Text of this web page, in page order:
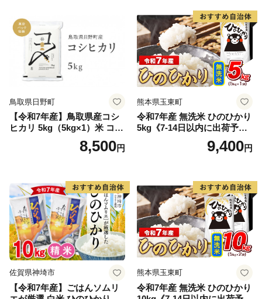
鳥取県日野町
【令和7年産】鳥取県産コシ
ヒカリ 5kg（5kg×1）米 コシ
ヒカリ こしひかり お米 白米
精米 5キロ おこめ こめ コメ
野町産 Elevation
8,500円
熊本県玉東町
令和7年産 無洗米 ひのひかり
5kg《7-14日以内に出荷予定
(土日祝除く)》コメ 米 無洗米
高レビュー｜人気米 熊本県
9,400円
佐賀県神埼市
【令和7年産】ごはんソムリ
熊本県玉東町
令和7年産 無洗米 ひのひかり